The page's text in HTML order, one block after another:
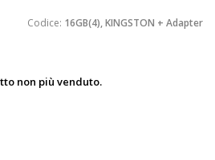
Codice: 16GB(4), KINGSTON + Adapter
non più venduto.